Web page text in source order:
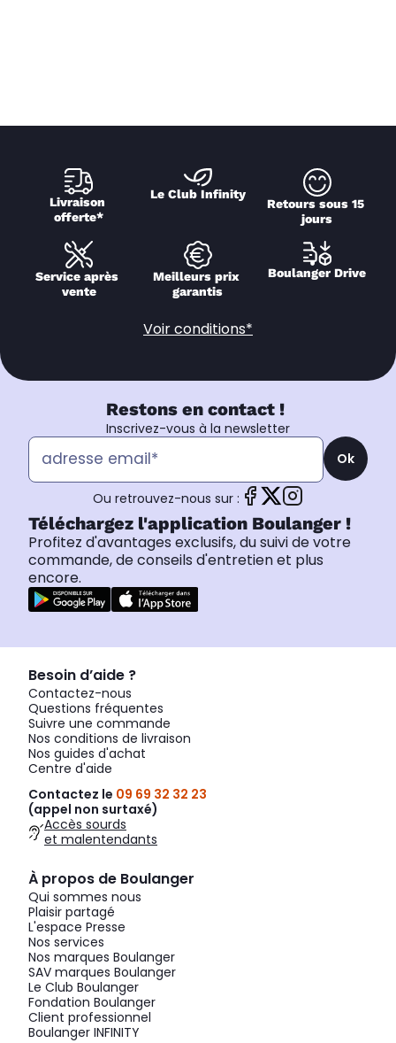
Livraison
offerte*
Le Club Infinity
Retours sous 15
jours
Service après
vente
Meilleurs prix
garantis
Boulanger Drive
Voir conditions*
Restons en contact !
Inscrivez-vous à la newsletter
Ok
Ou retrouvez-nous sur :
Téléchargez l'application Boulanger !
Profitez d'avantages exclusifs, du suivi de votre
commande, de conseils d'entretien et plus
encore.
Besoin d’aide ?
Contactez-nous
Questions fréquentes
Suivre une commande
Nos conditions de livraison
Nos guides d'achat
Centre d'aide
Contactez le 09 69 32 32 23
(appel non surtaxé)
Accès sourds
et malentendants
À propos de Boulanger
Qui sommes nous
Plaisir partagé
L'espace Presse
Nos services
Nos marques Boulanger
SAV marques Boulanger
Le Club Boulanger
Fondation Boulanger
Client professionnel
Boulanger INFINITY